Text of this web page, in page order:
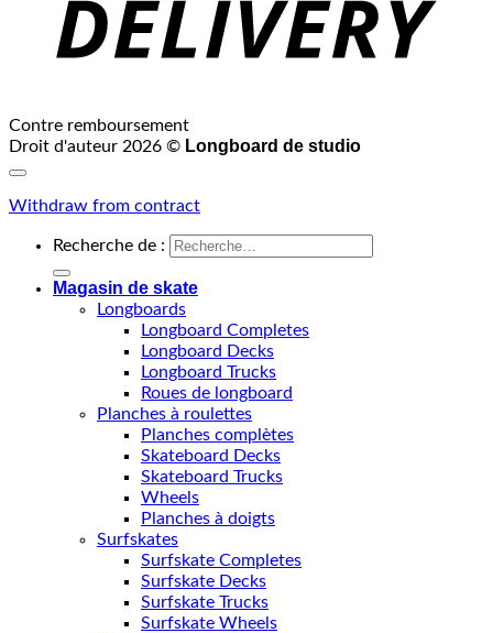
Contre remboursement
Droit d'auteur 2026 © Longboard de studio
Withdraw from contract
Recherche de :
Magasin de skate
Longboards
Longboard Completes
Longboard Decks
Longboard Trucks
Roues de longboard
Planches à roulettes
Planches complètes
Skateboard Decks
Skateboard Trucks
Wheels
Planches à doigts
Surfskates
Surfskate Completes
Surfskate Decks
Surfskate Trucks
Surfskate Wheels